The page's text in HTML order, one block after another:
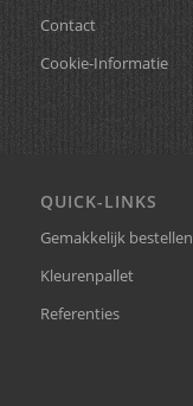
Contact
Cookie-Informatie
QUICK-LINKS
Gemakkelijk bestellen
Kleurenpallet
Referenties